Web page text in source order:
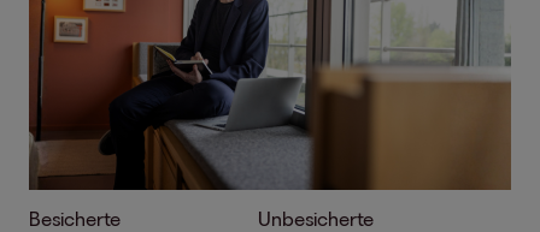
Besicherte
Unbesicherte